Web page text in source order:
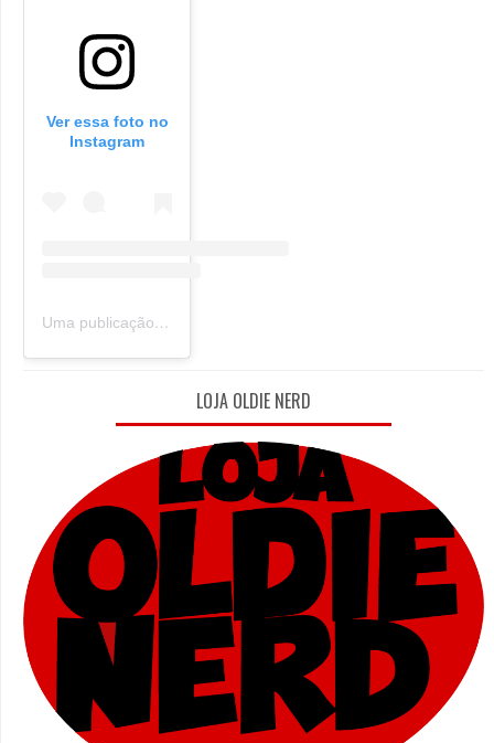
Ver essa foto no
Instagram
Uma publicação compartilhada por Oldie Nerd (@oldie_nerd)
LOJA OLDIE NERD